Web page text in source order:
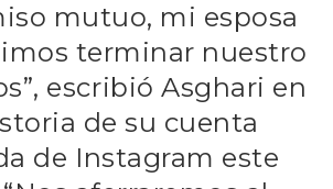
mutuo, mi esposa
terminar nuestro
escribió Asghari en
de su cuenta
de Instagram este